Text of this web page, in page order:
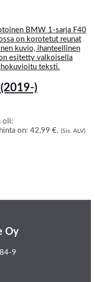
)
oli:
on: 42,99 €. (Sis. ALV)
Oy
9